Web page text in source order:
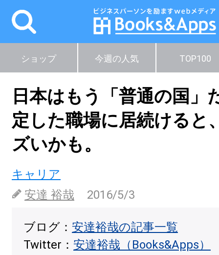
ショップ 今週の人気 TOP100
日本はもう「普通の国」
定した職場に居続けると
ズいかも。
キャリア
安達 裕哉
2016/5/3
ブログ： 安達裕哉の記事一覧
Twitter： 安達裕哉（Books&Apps）